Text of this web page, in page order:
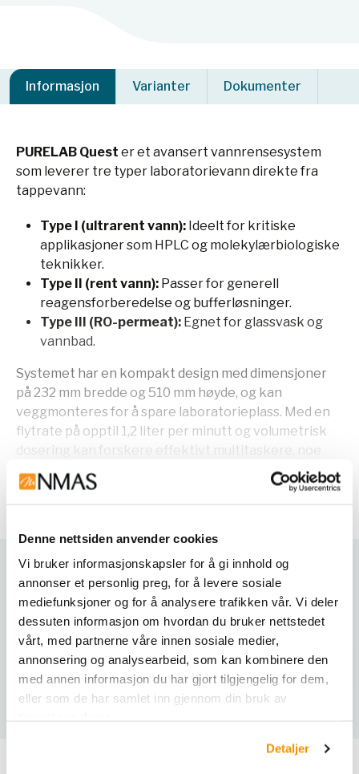
Denne nettsiden anvender cookies
Vi bruker informasjonskapsler for å gi innhold og
annonser et personlig preg, for å levere sosiale
mediefunksjoner og for å analysere trafikken vår. Vi deler
dessuten informasjon om hvordan du bruker nettstedet
vårt, med partnerne våre innen sosiale medier,
annonsering og analysearbeid, som kan kombinere den
med annen informasjon du har gjort tilgjengelig for dem,
eller som de har samlet inn gjennom din bruk av
Detaljer
Informasjon Varianter Dokumenter
PURELAB Quest er et avansert vannrensesystem
som leverer tre typer laboratorievann direkte fra
tappevann:
Type I (ultrarent vann): Ideelt for kritiske
applikasjoner som HPLC og molekylærbiologiske
teknikker.
Type II (rent vann): Passer for generell
reagensforberedelse og bufferløsninger.
Type III (RO-permeat): Egnet for glassvask og
vannbad.
Systemet har en kompakt design med dimensjoner
på 232 mm bredde og 510 mm høyde, og kan
veggmonteres for å spare laboratorieplass. Med en
flytrate på opptil 1,2 liter per minutt og volumetrisk
dosering kan forskere effektivt multitaskere, noe
som sparer tid og ressurser. Det intuitive
grensesnittet gjør PURELAB Quest enkelt å betjene
desinfeksjonsprosess. Systemet er også miljøvennlig,
laget av over 85 % resirkulerte materialer, og tilbyr
IoT-tilkobling for optimal fjernovervåking, noe som
reduserer avbrudd, kostnader og miljøpåvirkning.
Nøkkelfunksjoner:
Kompakt design:Med en bredde på 232 mm og
høyde på 510 mm kan PURELAB Quest enkelt
Vis mer
Varianter